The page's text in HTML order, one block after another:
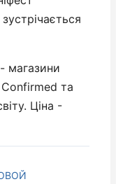
магазини
та
Ціна -